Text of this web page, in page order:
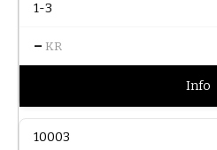
1-3
– KR
Info
10003